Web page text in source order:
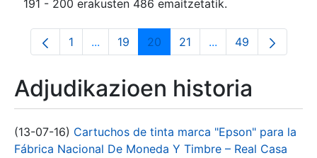
191 - 200 erakusten 486 emaitzetatik.
Orrialdea
1 ...Intermediate Pages Use TAB to navigate.
Orrialdea
19 Orrialdea
20 Orrialdea
21 ...Intermediate
Orrialdea
49
Adjudikazioen historia
(13-07-16) Cartuchos de tinta marca "Epson" para la
Fábrica Nacional De Moneda Y Timbre – Real Casa